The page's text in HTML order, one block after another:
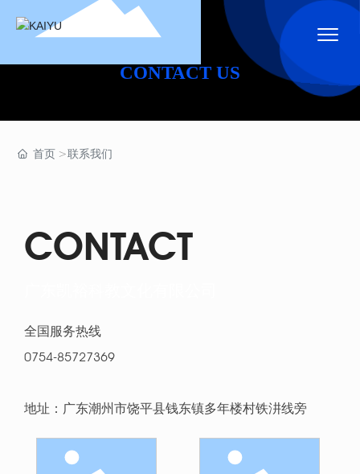
CONTACT US
首页 联系我们
CONTACT
全国服务热线
0754-85727369
地址：广东潮州市饶平县钱东镇多年楼村铁汫线旁